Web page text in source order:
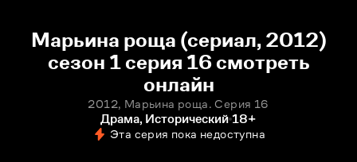
Марьина роща (сериал, 2012)
сезон 1 серия 16 смотреть
онлайн
2012, Марьина роща. Серия 16
Драма, Исторический 18+
Эта серия пока недоступна